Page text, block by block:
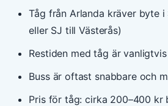
Tåg från Arlanda kräver byte
eller SJ till Västerås)
Restiden med tåg är
Buss är oftast snabbare och
Pris för tåg: cirka 200–400 kr